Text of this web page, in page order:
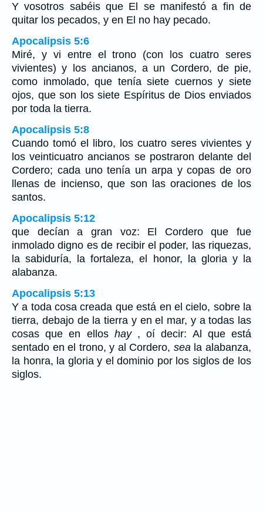
Y vosotros sabéis que El se manifestó a fin de
quitar los pecados, y en El no hay pecado.
Apocalipsis 5:6
Miré, y vi entre el trono (con los cuatro seres
vivientes) y los ancianos, a un Cordero, de pie,
como inmolado, que tenía siete cuernos y siete
ojos, que son los siete Espíritus de Dios enviados
por toda la tierra.
Apocalipsis 5:8
Cuando tomó el libro, los cuatro seres vivientes y
los veinticuatro ancianos se postraron delante del
Cordero; cada uno tenía un arpa y copas de oro
llenas de incienso, que son las oraciones de los
santos.
Apocalipsis 5:12
que decían a gran voz: El Cordero que fue
inmolado digno es de recibir el poder, las riquezas,
la sabiduría, la fortaleza, el honor, la gloria y la
alabanza.
Apocalipsis 5:13
Y a toda cosa creada que está en el cielo, sobre la
tierra, debajo de la tierra y en el mar, y a todas las
cosas que en ellos hay, oí decir: Al que está
sentado en el trono, y al Cordero, seala alabanza,
la honra, la gloria y el dominio por los siglos de los
siglos.